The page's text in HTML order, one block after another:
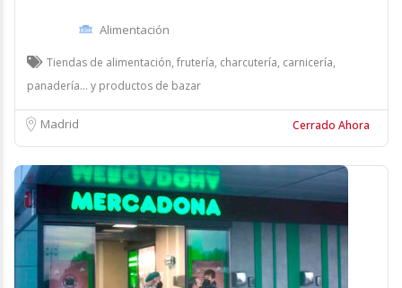
Alimentación
Tiendas de alimentación, frutería, charcutería, carnicería,
panadería... y productos de bazar
Madrid Cerrado Ahora